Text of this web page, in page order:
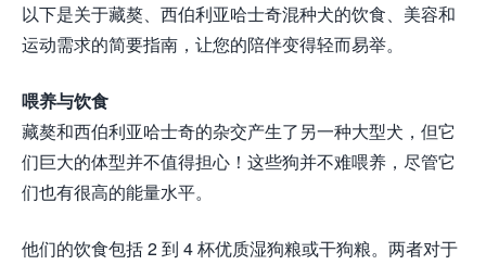
以下是关于藏獒、西伯利亚哈士奇混种犬的饮食、美容和
运动需求的简要指南，让您的陪伴变得轻而易举。
喂养与饮食
藏獒和西伯利亚哈士奇的杂交产生了另一种大型犬，但它
们巨大的体型并不值得担心！这些狗并不难喂养，尽管它
们也有很高的能量水平。
他们的饮食包括 2 到 4 杯优质湿狗粮或干狗粮。两者对于